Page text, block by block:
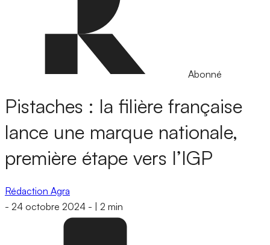
Abonné
Pistaches : la filière française
lance une marque nationale,
première étape vers l’IGP
Rédaction Agra
- 24 octobre 2024 - 2 min